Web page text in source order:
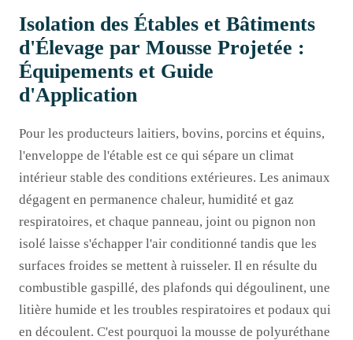
Isolation des Étables et Bâtiments
d'Élevage par Mousse Projetée :
Équipements et Guide
d'Application
Pour les producteurs laitiers, bovins, porcins et équins,
l'enveloppe de l'étable est ce qui sépare un climat
intérieur stable des conditions extérieures. Les animaux
dégagent en permanence chaleur, humidité et gaz
respiratoires, et chaque panneau, joint ou pignon non
isolé laisse s'échapper l'air conditionné tandis que les
surfaces froides se mettent à ruisseler. Il en résulte du
combustible gaspillé, des plafonds qui dégoulinent, une
litière humide et les troubles respiratoires et podaux qui
en découlent. C'est pourquoi la mousse de polyuréthane